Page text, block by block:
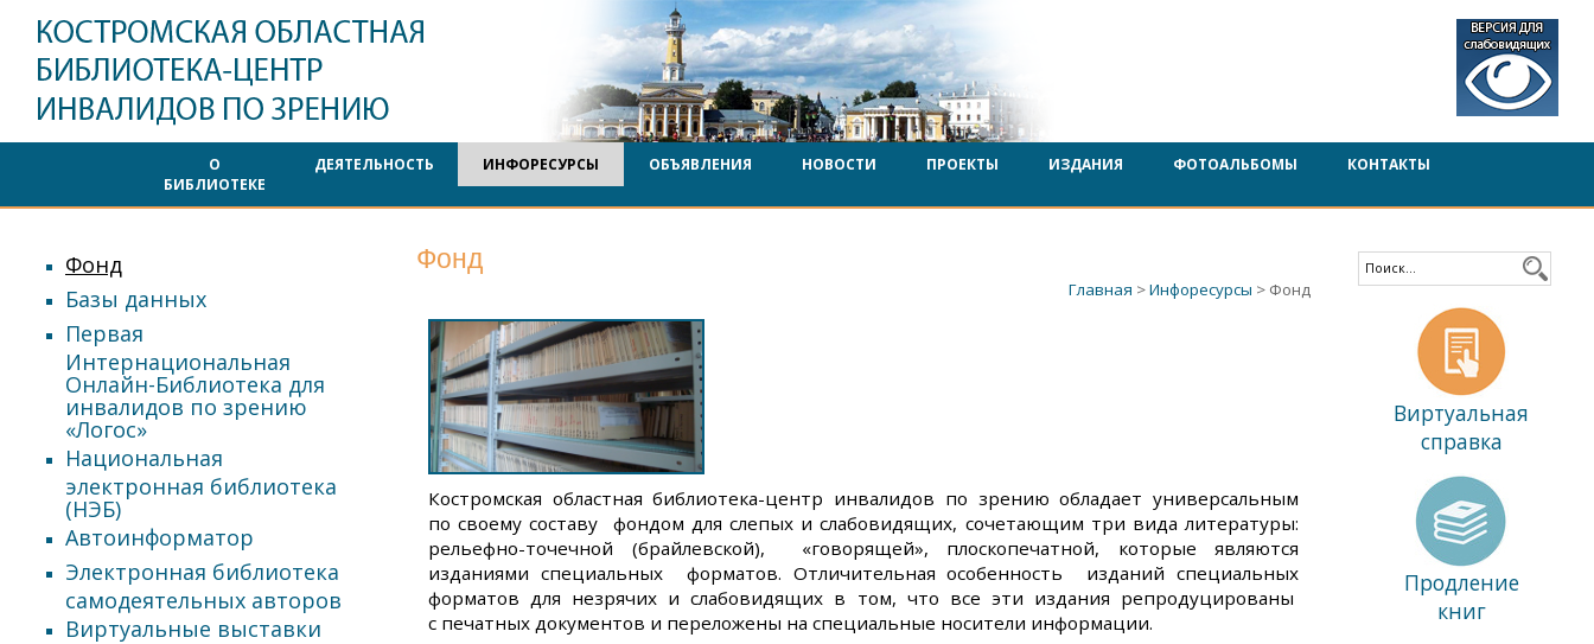
О
БИБЛИОТЕКЕ
ДЕЯТЕЛЬНОСТЬ ИНФОРЕСУРСЫ ОБЪЯВЛЕНИЯ НОВОСТИ ПРОЕКТЫ ИЗДАНИЯ ФОТОАЛЬБОМЫ КОНТАКТЫ
Фонд
Базы данных
Первая
Интернациональная
Онлайн-Библиотека для
инвалидов по зрению
«Логос»
Национальная
электронная библиотека
(НЭБ)
Автоинформатор
Электронная библиотека
самодеятельных авторов
Виртуальные выставки
Фонд
Главная >Инфоресурсы > Фонд
Костромская областная библиотека-центр инвалидов по зрению обладает универсальным
по своему составу фондом для слепых и слабовидящих, сочетающим три вида литературы:
рельефно-точечной (брайлевской), «говорящей», плоскопечатной, которые являются
изданиями специальных форматов. Отличительная особенность изданий специальных
форматов для незрячих и слабовидящих в том, что все эти издания репродуцированы
с печатных документов и переложены на специальные носители информации.
Виртуальная
справка
Продление
книг